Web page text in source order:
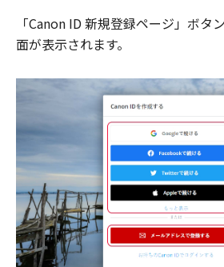
「Canon ID 新規登録ページ」ボタ
面が表示されます。